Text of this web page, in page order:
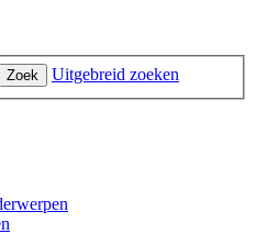
Zoek Uitgebreid zoeken